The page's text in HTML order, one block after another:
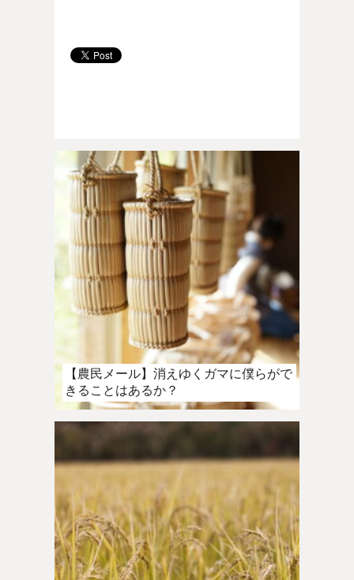
【農民メール】消えゆくガマに僕らがで
きることはあるか？